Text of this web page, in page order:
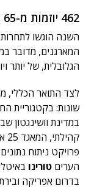
462 יוזמות מ-65 מדינות
המארגנים, מדובר
הגלובלית, של יותר
לצד התואר הכללי,
שונות: בקטגוריית
במדינת וושינגטון
קהילתי, המאגד 25 ארגונים ללא מטרות רווח;
פרויקט ניתוח
הערים טורינו
בדרום אפריקה